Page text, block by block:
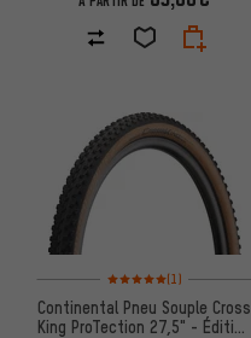
Note moyenne : 5 sur 5
(1)
Continental Pneu Souple Cross
King ProTection 27,5" - Édition